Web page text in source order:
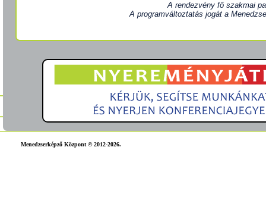
A rendezvény fő szakmai
A programváltoztatás jogát a
Menedzserképző Központ © 2012-2026.